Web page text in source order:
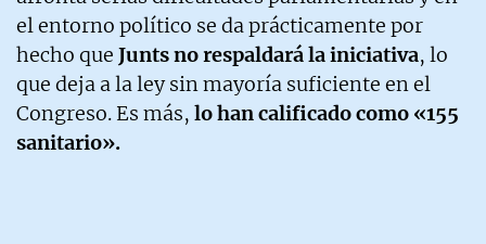
el entorno político se da prácticamente por
hecho que Junts no respaldará la iniciativa, lo
que deja a la ley sin mayoría suficiente en el
Congreso. Es más, lo han calificado como «155
sanitario».